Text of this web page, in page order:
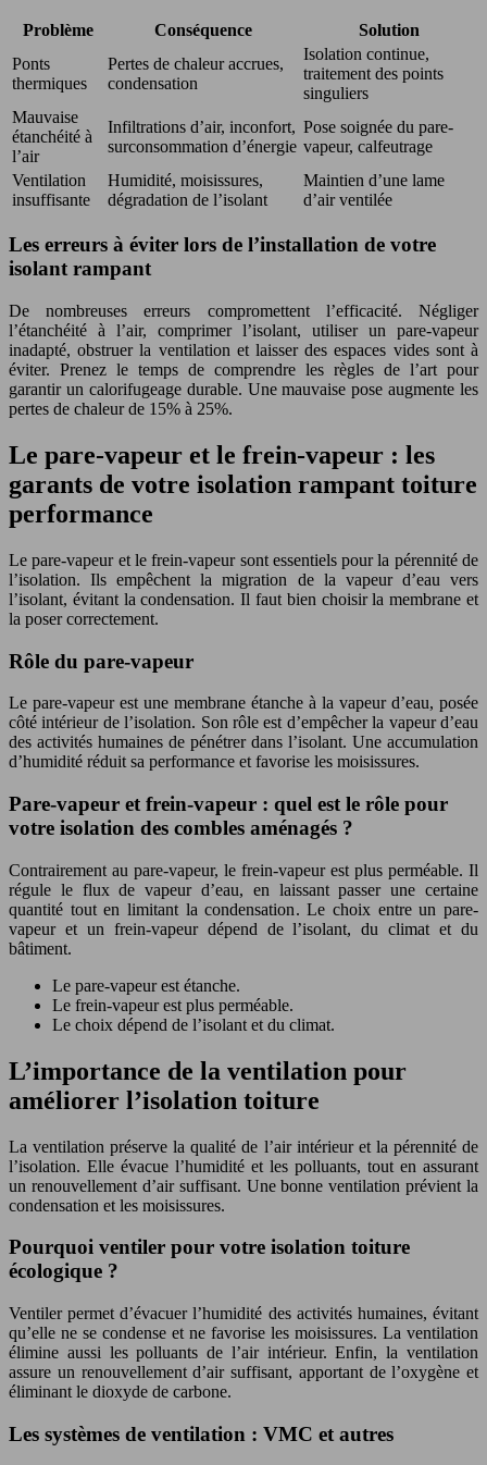
Problème Conséquence
Solution
Ponts
thermiques
Pertes de chaleur accrues,
condensation
Isolation continue,
traitement des points
singuliers
Mauvaise
étanchéité à
l’air
Infiltrations d’air, inconfort,
surconsommation d’énergie
Pose soignée du pare-
vapeur, calfeutrage
Ventilation
insuffisante
Humidité, moisissures,
dégradation de l’isolant
Maintien d’une lame
d’air ventilée
Les erreurs à éviter lors de l’installation de votre
isolant rampant
De nombreuses erreurs compromettent l’efficacité. Négliger
l’étanchéité à l’air, comprimer l’isolant, utiliser un pare-vapeur
inadapté, obstruer la ventilation et laisser des espaces vides sont à
éviter. Prenez le temps de comprendre les règles de l’art pour
garantir un calorifugeage durable. Une mauvaise pose augmente les
pertes de chaleur de 15% à 25%.
Le pare-vapeur et le frein-vapeur : les
garants de votre isolation rampant toiture
performance
Le pare-vapeur et le frein-vapeur sont essentiels pour la pérennité de
l’isolation. Ils empêchent la migration de la vapeur d’eau vers
l’isolant, évitant la condensation. Il faut bien choisir la membrane et
la poser correctement.
Rôle du pare-vapeur
Le pare-vapeur est une membrane étanche à la vapeur d’eau, posée
côté intérieur de l’isolation. Son rôle est d’empêcher la vapeur d’eau
des activités humaines de pénétrer dans l’isolant. Une accumulation
d’humidité réduit sa performance et favorise les moisissures.
Pare-vapeur et frein-vapeur : quel est le rôle pour
votre isolation des combles aménagés ?
Contrairement au pare-vapeur, le frein-vapeur est plus perméable. Il
régule le flux de vapeur d’eau, en laissant passer une certaine
quantité tout en limitant la condensation. Le choix entre un pare-
vapeur et un frein-vapeur dépend de l’isolant, du climat et du
bâtiment.
Le pare-vapeur est étanche.
Le frein-vapeur est plus perméable.
Le choix dépend de l’isolant et du climat.
L’importance de la ventilation pour
améliorer l’isolation toiture
La ventilation préserve la qualité de l’air intérieur et la pérennité de
l’isolation. Elle évacue l’humidité et les polluants, tout en assurant
un renouvellement d’air suffisant. Une bonne ventilation prévient la
condensation et les moisissures.
Pourquoi ventiler pour votre isolation toiture
écologique ?
Ventiler permet d’évacuer l’humidité des activités humaines, évitant
qu’elle ne se condense et ne favorise les moisissures. La ventilation
élimine aussi les polluants de l’air intérieur. Enfin, la ventilation
assure un renouvellement d’air suffisant, apportant de l’oxygène et
éliminant le dioxyde de carbone.
Les systèmes de ventilation : VMC et autres